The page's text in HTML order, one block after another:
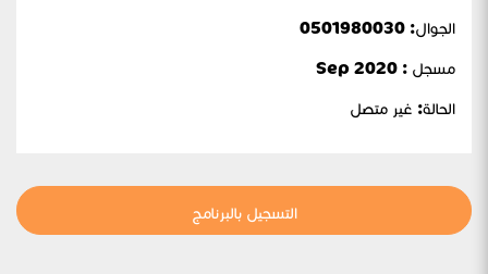
الجوال:
مسجل : Sep 2020
الحالة: غير متصل
التسجيل بالبرنامج